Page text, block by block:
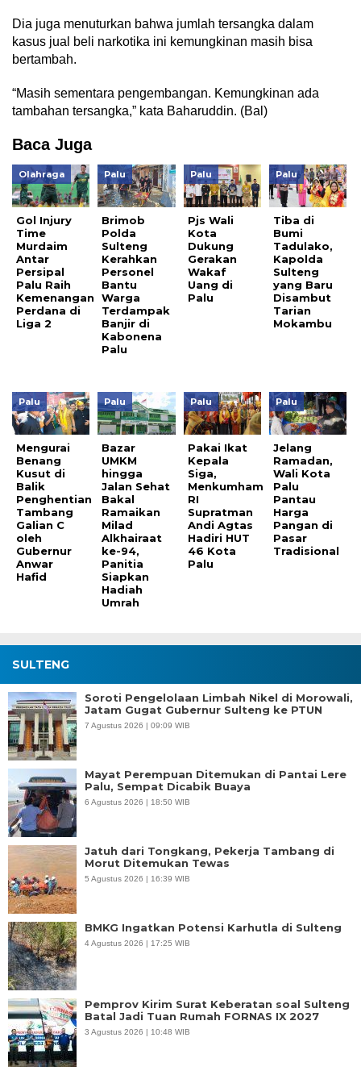
Dia juga menuturkan bahwa jumlah tersangka dalam
kasus jual beli narkotika ini kemungkinan masih bisa
bertambah.
“Masih sementara pengembangan. Kemungkinan ada
tambahan tersangka,” kata Baharuddin. (Bal)
Baca Juga
Olahraga
Gol Injury
Time
Murdaim
Antar
Persipal
Palu Raih
Kemenangan
Perdana di
Liga 2
Palu
Brimob
Polda
Sulteng
Kerahkan
Personel
Bantu
Warga
Terdampak
Banjir di
Kabonena
Palu
Palu
Pjs Wali
Kota
Dukung
Gerakan
Wakaf
Uang di
Palu
Palu
Tiba di
Bumi
Tadulako,
Kapolda
Sulteng
yang Baru
Disambut
Tarian
Mokambu
Palu
Mengurai
Benang
Kusut di
Balik
Penghentian
Tambang
Galian C
oleh
Gubernur
Anwar
Hafid
Palu
Bazar
UMKM
hingga
Jalan Sehat
Bakal
Ramaikan
Milad
Alkhairaat
ke-94,
Panitia
Siapkan
Hadiah
Umrah
Palu
Pakai Ikat
Kepala
Siga,
Menkumham
RI
Supratman
Andi Agtas
Hadiri HUT
46 Kota
Palu
Palu
Jelang
Ramadan,
Wali Kota
Palu
Pantau
Harga
Pangan di
Pasar
Tradisional
SULTENG
Soroti Pengelolaan Limbah Nikel di Morowali,
Jatam Gugat Gubernur Sulteng ke PTUN
7 Agustus 2026 | 09:09 WIB
Mayat Perempuan Ditemukan di Pantai Lere
Palu, Sempat Dicabik Buaya
6 Agustus 2026 | 18:50 WIB
Jatuh dari Tongkang, Pekerja Tambang di
Morut Ditemukan Tewas
5 Agustus 2026 | 16:39 WIB
BMKG Ingatkan Potensi Karhutla di Sulteng
4 Agustus 2026 | 17:25 WIB
Pemprov Kirim Surat Keberatan soal Sulteng
Batal Jadi Tuan Rumah FORNAS IX 2027
3 Agustus 2026 | 10:48 WIB